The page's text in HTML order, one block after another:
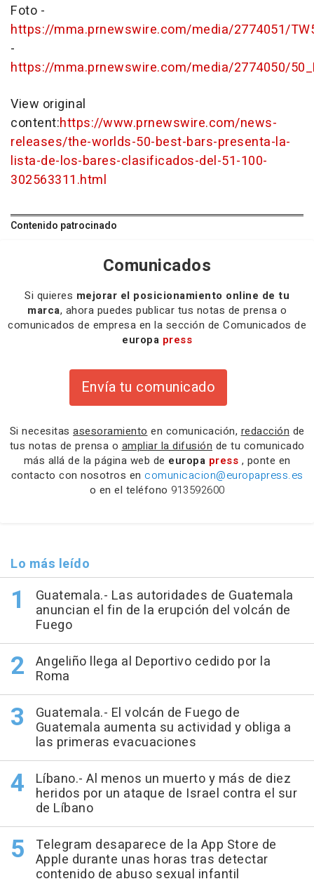
Foto -
https://mma.prnewswire.com/media/2774051/
-
https://mma.prnewswire.com/media/2774050/
View original
content:https://www.prnewswire.com/news-
releases/the-worlds-50-best-bars-presenta-la-
lista-de-los-bares-clasificados-del-51-100-
302563311.html
Contenido patrocinado
Comunicados
Si quieres mejorar el posicionamiento online de tu
marca, ahora puedes publicar tus notas de prensa o
comunicados de empresa en la sección de Comunicados de
europa press
Envía tu comunicado
Si necesitas asesoramiento en comunicación, redacción de
tus notas de prensa o ampliar la difusión de tu comunicado
más allá de la página web de europa press , ponte en
contacto con nosotros en comunicacion@europapress.es
o en el teléfono 913592600
Lo más leído
Guatemala.- Las autoridades de Guatemala
anuncian el fin de la erupción del volcán de
Fuego
Angeliño llega al Deportivo cedido por la
Roma
Guatemala.- El volcán de Fuego de
Guatemala aumenta su actividad y obliga a
las primeras evacuaciones
Líbano.- Al menos un muerto y más de diez
heridos por un ataque de Israel contra el sur
de Líbano
Telegram desaparece de la App Store de
Apple durante unas horas tras detectar
contenido de abuso sexual infantil